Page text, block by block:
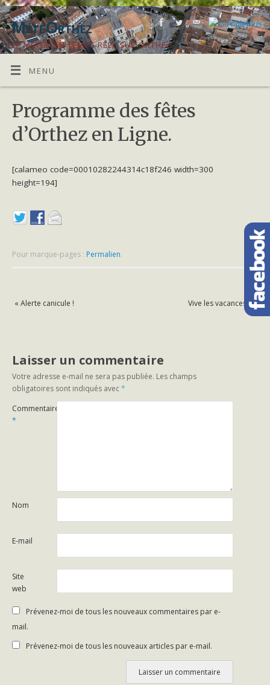
MétéOrthez
LA MÉTÉO EN TEMPS RÉEL SUR ORTHEZ
MENU
Programme des fêtes
d’Orthez en Ligne.
[calameo code=00010282244314c18f246 width=300
height=194]
Pour marque-pages : Permalien.
« Alerte canicule ! Vive les vacances !»
Laisser un commentaire
Votre adresse e-mail ne sera pas publiée. Les champs
obligatoires sont indiqués avec*
Commentaire
*
Nom
E-mail
Site
web
Prévenez-moi de tous les nouveaux commentaires par e-
mail.
Prévenez-moi de tous les nouveaux articles par e-mail.